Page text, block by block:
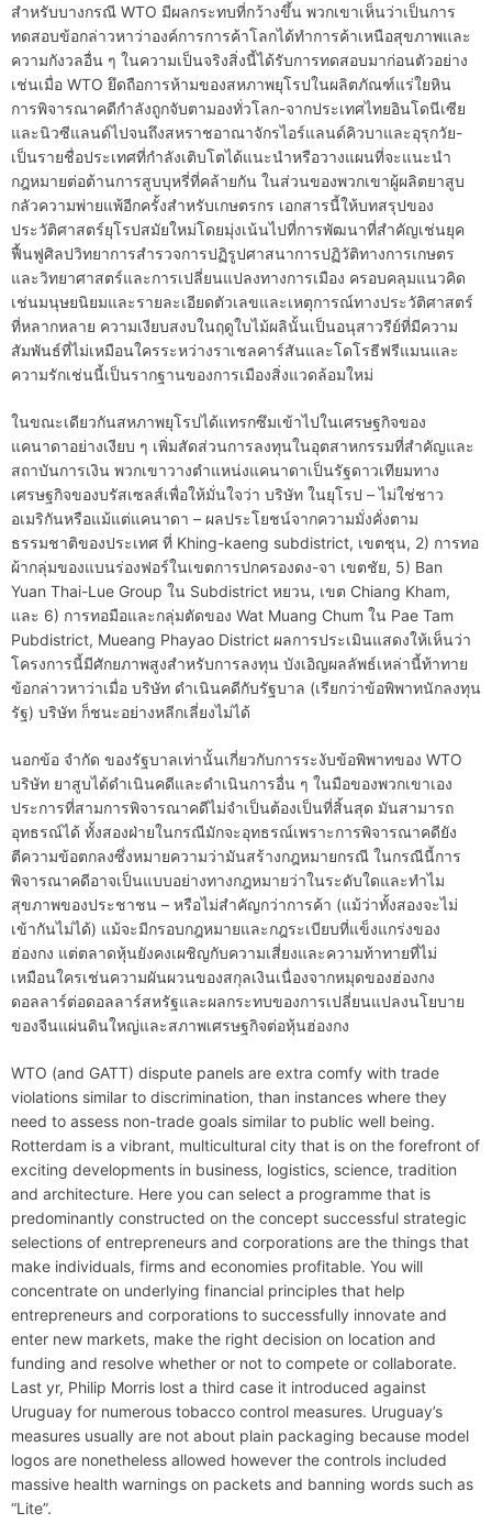
สำหรับบางกรณี WTO มีผลกระทบที่กว้างขึ้น พวกเขาเห็นว่าเป็นการ
ทดสอบข้อกล่าวหาว่าองค์การการค้าโลกได้ทำการค้าเหนือสุขภาพและ
ความกังวลอื่น ๆ ในความเป็นจริงสิ่งนี้ได้รับการทดสอบมาก่อนตัวอย่าง
เช่นเมื่อ WTO ยึดถือการห้ามของสหภาพยุโรปในผลิตภัณฑ์แร่ใยหิน
การพิจารณาคดีกำลังถูกจับตามองทั่วโลก-จากประเทศไทยอินโดนีเซีย
และนิวซีแลนด์ไปจนถึงสหราชอาณาจักรไอร์แลนด์คิวบาและอุรุกวัย-
เป็นรายชื่อประเทศที่กำลังเติบโตได้แนะนำหรือวางแผนที่จะแนะนำ
กฎหมายต่อต้านการสูบบุหรี่ที่คล้ายกัน ในส่วนของพวกเขาผู้ผลิตยาสูบ
กลัวความพ่ายแพ้อีกครั้งสำหรับเกษตรกร เอกสารนี้ให้บทสรุปของ
ประวัติศาสตร์ยุโรปสมัยใหม่โดยมุ่งเน้นไปที่การพัฒนาที่สำคัญเช่นยุค
ฟื้นฟูศิลปวิทยาการสำรวจการปฏิรูปศาสนาการปฏิวัติทางการเกษตร
และวิทยาศาสตร์และการเปลี่ยนแปลงทางการเมือง ครอบคลุมแนวคิด
เช่นมนุษยนิยมและรายละเอียดตัวเลขและเหตุการณ์ทางประวัติศาสตร์
ที่หลากหลาย ความเงียบสงบในฤดูใบไม้ผลินั้นเป็นอนุสาวรีย์ที่มีความ
สัมพันธ์ที่ไม่เหมือนใครระหว่างราเชลคาร์สันและโดโรธีฟรีแมนและ
ความรักเช่นนี้เป็นรากฐานของการเมืองสิ่งแวดล้อมใหม่
ในขณะเดียวกันสหภาพยุโรปได้แทรกซึมเข้าไปในเศรษฐกิจของ
แคนาดาอย่างเงียบ ๆ เพิ่มสัดส่วนการลงทุนในอุตสาหกรรมที่สำคัญและ
สถาบันการเงิน พวกเขาวางตำแหน่งแคนาดาเป็นรัฐดาวเทียมทาง
เศรษฐกิจของบรัสเซลส์เพื่อให้มั่นใจว่า บริษัท ในยุโรป – ไม่ใช่ชาว
อเมริกันหรือแม้แต่แคนาดา – ผลประโยชน์จากความมั่งคั่งตาม
ธรรมชาติของประเทศ ที่ Khing-kaeng subdistrict, เขตชุน, 2) การทอ
ผ้ากลุ่มของแบนร่องฟอร์ในเขตการปกครองดง-จา เขตชัย, 5) Ban
Yuan Thai-Lue Group ใน Subdistrict หยวน, เขต Chiang Kham,
และ 6) การทอมือและกลุ่มตัดของ Wat Muang Chum ใน Pae Tam
Pubdistrict, Mueang Phayao District ผลการประเมินแสดงให้เห็นว่า
โครงการนี้มีศักยภาพสูงสำหรับการลงทุน บังเอิญผลลัพธ์เหล่านี้ท้าทาย
ข้อกล่าวหาว่าเมื่อ บริษัท ดำเนินคดีกับรัฐบาล (เรียกว่าข้อพิพาทนักลงทุน
รัฐ) บริษัท ก็ชนะอย่างหลีกเลี่ยงไม่ได้
นอกข้อ จำกัด ของรัฐบาลเท่านั้นเกี่ยวกับการระงับข้อพิพาทของ WTO
บริษัท ยาสูบได้ดำเนินคดีและดำเนินการอื่น ๆ ในมือของพวกเขาเอง
ประการที่สามการพิจารณาคดีไม่จำเป็นต้องเป็นที่สิ้นสุด มันสามารถ
อุทธรณ์ได้ ทั้งสองฝ่ายในกรณีมักจะอุทธรณ์เพราะการพิจารณาคดียัง
ตีความข้อตกลงซึ่งหมายความว่ามันสร้างกฎหมายกรณี ในกรณีนี้การ
พิจารณาคดีอาจเป็นแบบอย่างทางกฎหมายว่าในระดับใดและทำไม
สุขภาพของประชาชน – หรือไม่สำคัญกว่าการค้า (แม้ว่าทั้งสองจะไม่
เข้ากันไม่ได้) แม้จะมีกรอบกฎหมายและกฎระเบียบที่แข็งแกร่งของ
ฮ่องกง แต่ตลาดหุ้นยังคงเผชิญกับความเสี่ยงและความท้าทายที่ไม่
เหมือนใครเช่นความผันผวนของสกุลเงินเนื่องจากหมุดของฮ่องกง
ดอลลาร์ต่อดอลลาร์สหรัฐและผลกระทบของการเปลี่ยนแปลงนโยบาย
ของจีนแผ่นดินใหญ่และสภาพเศรษฐกิจต่อหุ้นฮ่องกง
WTO (and GATT) dispute panels are extra comfy with trade
violations similar to discrimination, than instances where they
need to assess non-trade goals similar to public well being.
Rotterdam is a vibrant, multicultural city that is on the forefront of
exciting developments in business, logistics, science, tradition
and architecture. Here you can select a programme that is
predominantly constructed on the concept successful strategic
selections of entrepreneurs and corporations are the things that
make individuals, firms and economies profitable. You will
concentrate on underlying financial principles that help
entrepreneurs and corporations to successfully innovate and
enter new markets, make the right decision on location and
funding and resolve whether or not to compete or collaborate.
Last yr, Philip Morris lost a third case it introduced against
Uruguay for numerous tobacco control measures. Uruguay’s
measures usually are not about plain packaging because model
logos are nonetheless allowed however the controls included
massive health warnings on packets and banning words such as
“Lite”.